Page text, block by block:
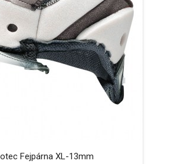
Fejpárna XL-13mm